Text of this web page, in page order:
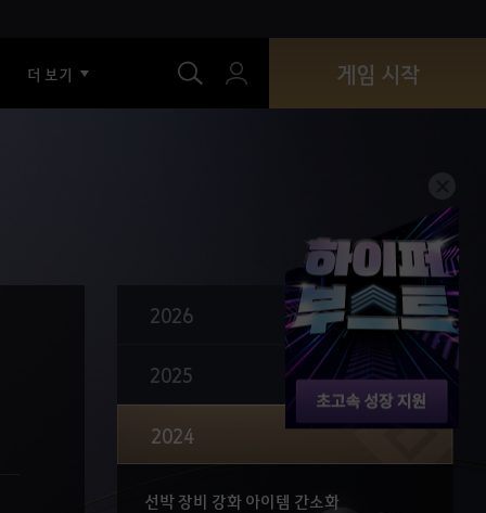
더 보기 게임 시작
2026
2025
2024
동(V) 검은별 무기 획득
채집·낚시 도구, 가문 단위 통합
흑정령의 분노 흡수 효과 개편
툰그라드 액세서리 3/5 세트 효과 추가
인장 통합(보답의 인장)
가모스 토벌 의뢰 개선
선박 장비 강화 아이템 간소화